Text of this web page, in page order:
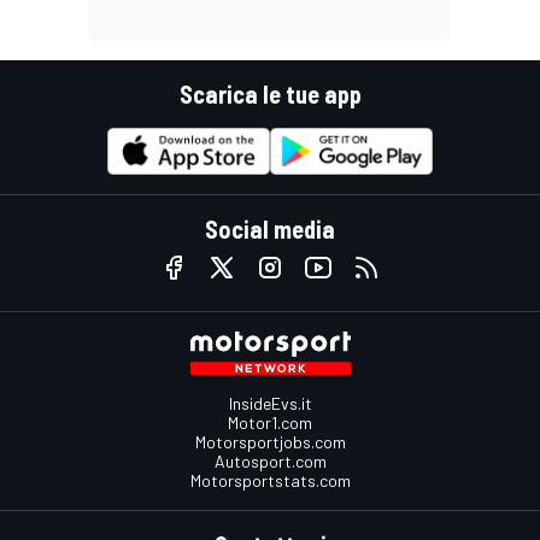
Scarica le tue app
Social media
InsideEvs.it
Motor1.com
Motorsportjobs.com
Autosport.com
Motorsportstats.com